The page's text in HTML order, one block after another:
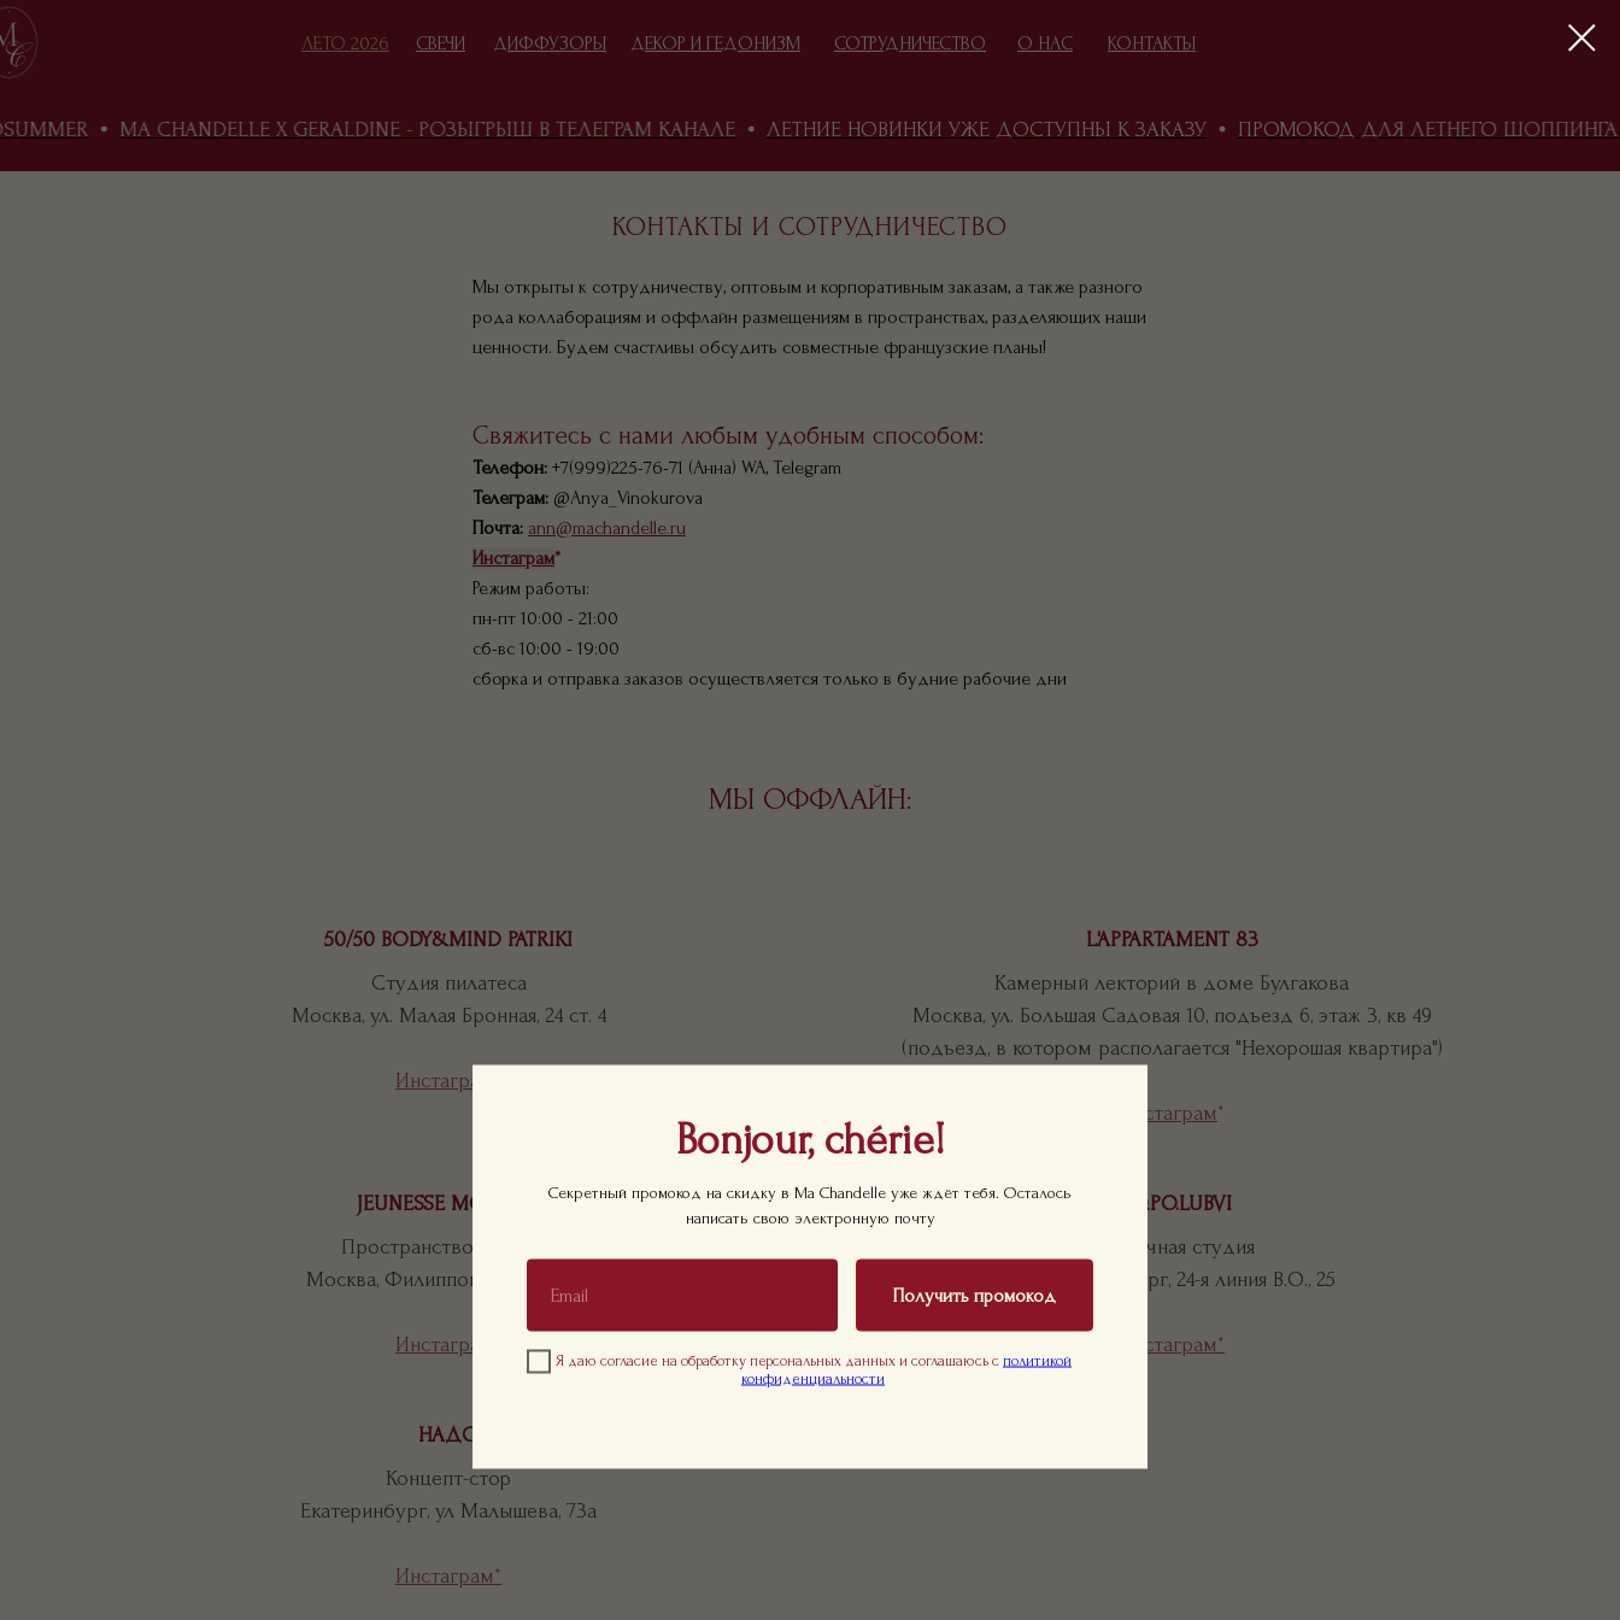
ЛЕТО 2026 КОНТАКТЫ
О НАС
СВЕЧИ ДИФФУЗОРЫ ДЕКОР И ГЕДОНИЗМ СОТРУДНИЧЕСТВО
MA CHANDELLE X GERALDINE - РОЗЫГРЫШ В ТЕЛЕГРАМ КАНАЛЕ ЛЕТНИЕ НОВИНКИ УЖЕ ДОСТУПНЫ К ЗАКАЗУ ПРОМОКОД ДЛЯ ЛЕТНЕГО ШОППИНГА
КОНТАКТЫ И СОТРУДНИЧЕСТВО
Мы открыты к сотрудничеству, оптовым и корпоративным заказам, а также разного
рода коллаборациям и оффлайн размещениям в пространствах, разделяющих наши
ценности. Будем счастливы обсудить совместные французские планы!
Свяжитесь с нами любым удобным способом:
Телефон: +7(999)225-76-71 (Анна) WA, Telegram
Телеграм: @Anya_Vinokurova
Почта: ann@machandelle.ru
Инстаграм*
Режим работы:
пн-пт 10:00 - 21:00
сб-вс 10:00 - 19:00
сборка и отправка заказов осуществляется только в будние рабочие дни
МЫ ОФФЛАЙН:
50/50 BODY&MIND PATRIKI
Студия пилатеса
Москва, ул. Малая Бронная, 24 ст. 4
Инстаграм
L'APPARTAMENT 83
Камерный лекторий в доме Булгакова
Москва, ул. Большая Садовая 10, подъезд 6, этаж 3, кв 49
(подъезд, в котором располагается "Нехорошая квартира")
Инстаграм*
JEUNESSE MOSCOU
Пространство красоты
Москва, Филипповский пер
Инстаграм
ETO.PO.LUBVI
Цветочная студия
Санкт Петербург, 24-я линия В.О., 25
Инстаграм*
НАДО
Концепт-стор
Екатеринбург, ул Малышева, 73а
Инстаграм*
Bonjour, chérie!
Секретный промокод на скидку в Ma Chandelle уже ждёт тебя. Осталось
написать свою электронную почту
Я даю согласие на обработку персональных данных и соглашаюсь с политикой
конфиденциальности
Получить промокод